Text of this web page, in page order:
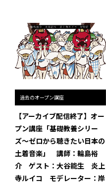
配信中のオンライン講座
全ての記事ページ
過去のオープン講座
【アーカイブ配信終了】オー
プン講座「基礎教養シリー
ズ〜ゼロから聴きたい日本の
土着音楽」 講師：輪島裕
介 ゲスト：大谷能生 炎上
寺ルイコ モデレーター：岸